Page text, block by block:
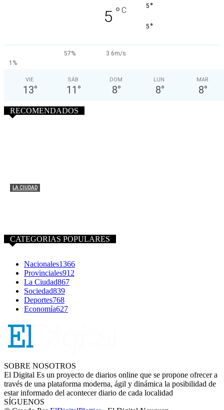
5 ° C 5 °
5 °
57%
3.6m/s
1%
VIE
13°
SÁB
11 °
DOM
8°
LUN
8°
MAR
8°
RECOMENDADOS
LA CIUDAD
CATEGORIAS POPULARES
Nacionales1366
Provinciales912
La Ciudad867
Sociedad839
Deportes768
Economía627
SOBRE NOSOTROS
El Digital Es un proyecto de diarios online que se propone ofrecer a
través de una plataforma moderna, ágil y dinámica la posibilidad de
estar informado del acontecer diario de cada localidad
SÍGUENOS